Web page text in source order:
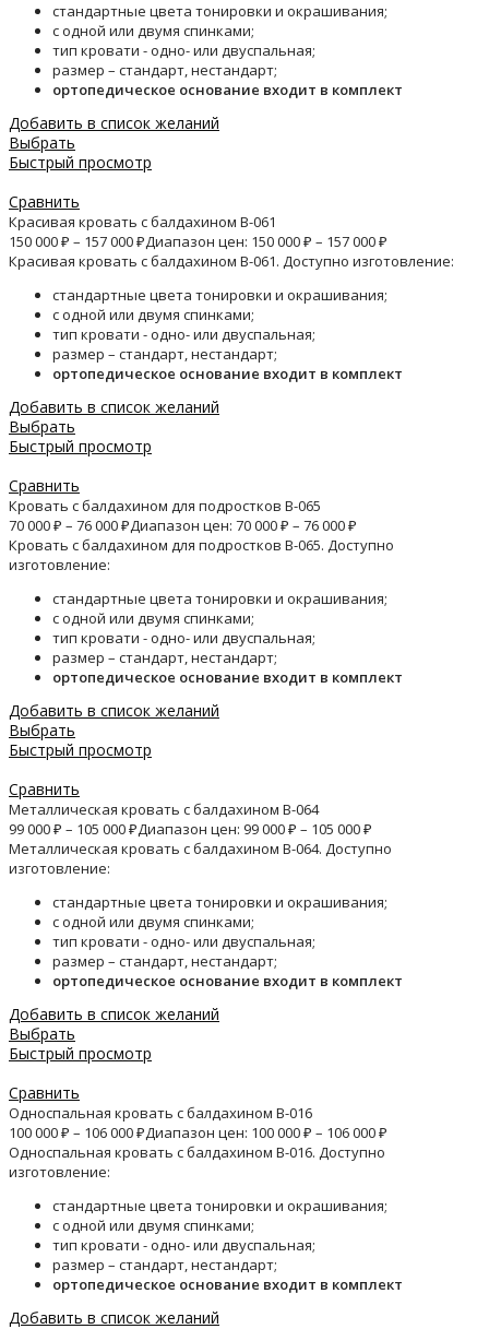
стандартные цвета тонировки и окрашивания;
с одной или двумя спинками;
тип кровати - одно- или двуспальная;
размер – стандарт, нестандарт;
ортопедическое основание входит в комплект
Добавить в список желаний
Выбрать
Быстрый просмотр
Сравнить
Красивая кровать с балдахином B-061
150 000₽ – 157 000₽Диапазон цен: 150 000 ₽ – 157 000 ₽
Красивая кровать с балдахином B-061. Доступно изготовление:
стандартные цвета тонировки и окрашивания;
с одной или двумя спинками;
тип кровати - одно- или двуспальная;
размер – стандарт, нестандарт;
ортопедическое основание входит в комплект
Добавить в список желаний
Выбрать
Быстрый просмотр
Сравнить
Кровать с балдахином для подростков B-065
70 000₽ – 76 000₽Диапазон цен: 70 000 ₽ – 76 000 ₽
Кровать с балдахином для подростков B-065. Доступно
изготовление:
стандартные цвета тонировки и окрашивания;
с одной или двумя спинками;
тип кровати - одно- или двуспальная;
размер – стандарт, нестандарт;
ортопедическое основание входит в комплект
Добавить в список желаний
Выбрать
Быстрый просмотр
Сравнить
Металлическая кровать с балдахином B-064
99 000₽ – 105 000₽Диапазон цен: 99 000 ₽ – 105 000 ₽
Металлическая кровать с балдахином B-064. Доступно
изготовление:
стандартные цвета тонировки и окрашивания;
с одной или двумя спинками;
тип кровати - одно- или двуспальная;
размер – стандарт, нестандарт;
ортопедическое основание входит в комплект
Добавить в список желаний
Выбрать
Быстрый просмотр
Сравнить
Односпальная кровать с балдахином B-016
100 000₽ – 106 000₽Диапазон цен: 100 000 ₽ – 106 000 ₽
Односпальная кровать с балдахином B-016. Доступно
изготовление:
стандартные цвета тонировки и окрашивания;
с одной или двумя спинками;
тип кровати - одно- или двуспальная;
размер – стандарт, нестандарт;
ортопедическое основание входит в комплект
Добавить в список желаний